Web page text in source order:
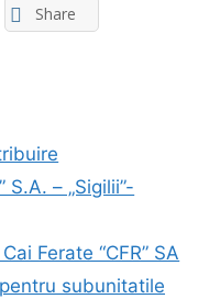
Share
S.A. – „Sigilii”-
Ferate “CFR” SA
subunitatile